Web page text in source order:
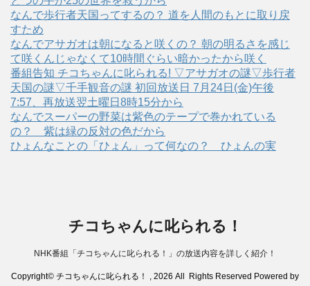
なんで歩行者天国ってするの？ 道を人間のもとに取り戻
すため
なんでアサガオは朝になると咲くの？ 朝の明るさを感じ
て咲くんじゃなくて10時間ぐらい暗かったから咲く
番組告知 チコちゃんに叱られる! ▽アサガオの謎▽歩行者
天国の謎▽千手観音の謎 初回放送日 7月24日(金)午後
7:57、再放送翌土曜日8時15分から
なんでスーパーの野菜は紫色のテープで巻かれている
の？ 紫は緑の反対の色だから
ひょんなことの「ひょん」って何なの？ ひょんの実
チコちゃんに叱られる！
NHK番組「チコちゃんに叱られる！」の放送内容を詳しく紹介！
Copyright© チコちゃんに叱られる！ , 2026 All Rights Reserved Powered by